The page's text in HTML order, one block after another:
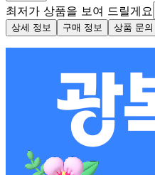
최저가 상품을 보여 드릴게요
상세 정보 구매 정보 상품 문의